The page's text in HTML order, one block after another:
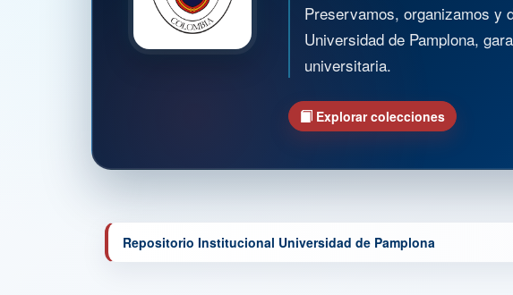
Preservamos, organizamos y
Universidad de Pamplona,
universitaria.
Explorar colecciones
Repositorio Institucional Universidad de Pamplona